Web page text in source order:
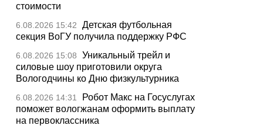
стоимости
6.08.2026 15:42
Детская футбольная
секция ВоГУ получила поддержку РФС
6.08.2026 15:08
Уникальный трейл и
силовые шоу приготовили округа
Вологодчины ко Дню физкультурника
6.08.2026 14:31
Робот Макс на Госуслугах
поможет вологжанам оформить выплату
на первоклассника